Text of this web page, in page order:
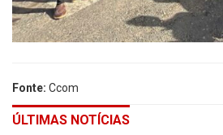
Fonte: Ccom
ÚLTIMAS NOTÍCIAS